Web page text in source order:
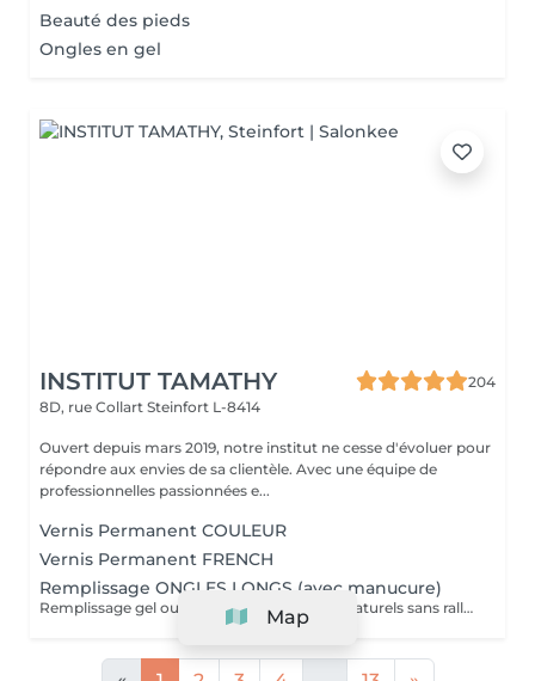
Beauté des pieds
Ongles en gel
INSTITUT TAMATHY
204
8D, rue Collart Steinfort L-8414
Ouvert depuis mars 2019, notre institut ne cesse d'évoluer pour
répondre aux envies de sa clientèle. Avec une équipe de
professionnelles passionnées e...
Vernis Permanent COULEUR
Vernis Permanent FRENCH
Remplissage ONGLES LONGS (avec manucure)
Remplissage gel ou pose de gel sur ongles naturels sans rallongement. Si vous souhaitez une décoration, pensez à rajouter décor ongle.
Map